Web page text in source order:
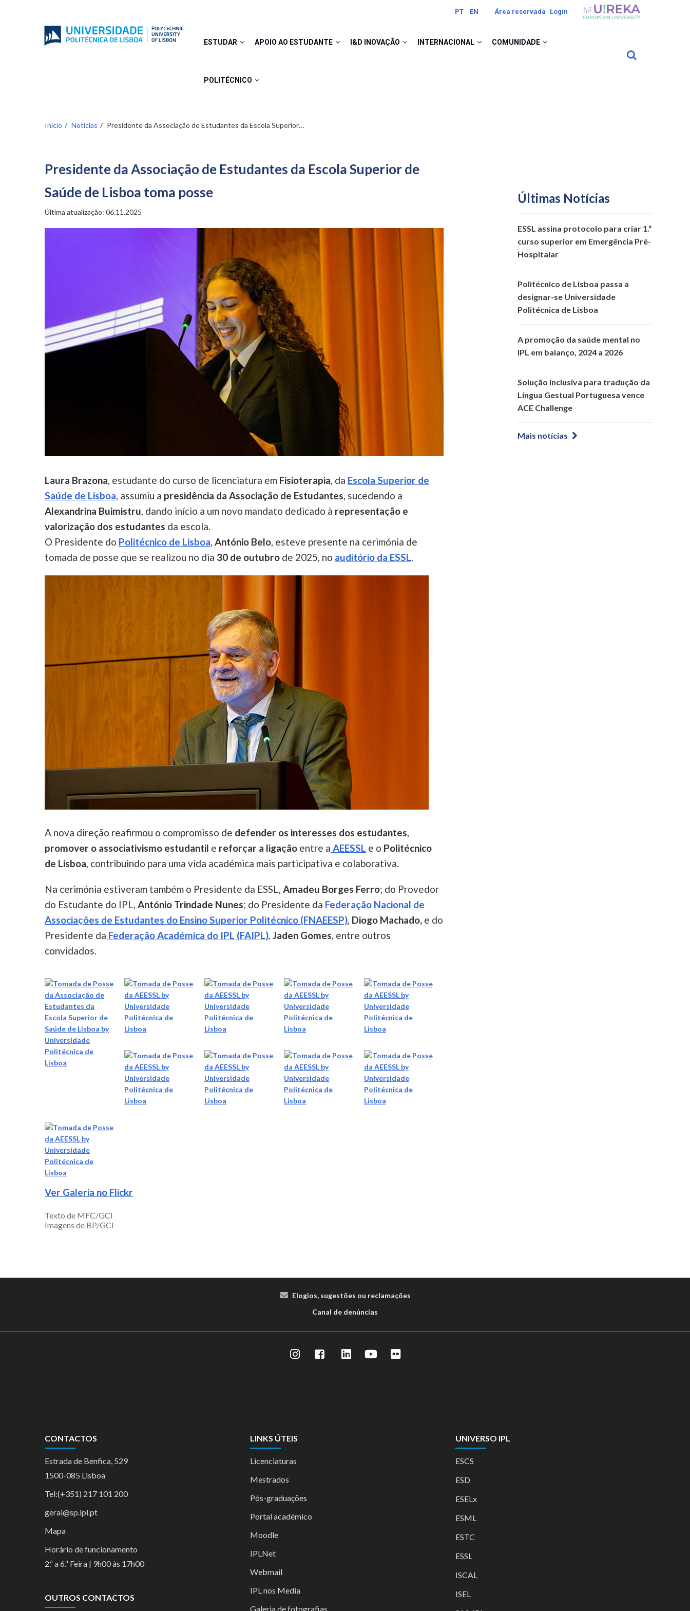
PT EN Área reservada Login Image
ESTUDAR APOIO AO ESTUDANTE I&D INOVAÇÃO INTERNACIONAL COMUNIDADE
POLITÉCNICO
Início Notícias Presidente da Associação de Estudantes da Escola Superior…
Presidente da Associação de Estudantes da Escola Superior de
Saúde de Lisboa toma posse
Última atualização: 06.11.2025
Laura Brazona, estudante do curso de licenciatura em Fisioterapia, da Escola Superior de
Saúde de Lisboa, assumiu a presidência da Associação de Estudantes, sucedendo a
Alexandrina Buimistru, dando início a um novo mandato dedicado à representação e
valorização dos estudantes da escola.
O Presidente do Politécnico de Lisboa, António Belo, esteve presente na cerimónia de
tomada de posse que se realizou no dia 30 de outubro de 2025, no auditório da ESSL.
A nova direção reafirmou o compromisso de defender os interesses dos estudantes,
promover o associativismo estudantil e reforçar a ligação entre a AEESSL e o Politécnico
de Lisboa, contribuindo para uma vida académica mais participativa e colaborativa.
Na cerimónia estiveram também o Presidente da ESSL, Amadeu Borges Ferro; do Provedor
do Estudante do IPL, António Trindade Nunes; do Presidente da Federação Nacional de
Associações de Estudantes do Ensino Superior Politécnico (FNAEESP), Diogo Machado, e do
Presidente da Federação Académica do IPL (FAIPL), Jaden Gomes, entre outros
convidados.
Ver Galeria no Flickr
Texto de MFC/GCI
Imagens de BP/GCI
Últimas Notícias
ESSL assina protocolo para criar 1.º
curso superior em Emergência Pré-
Hospitalar
Politécnico de Lisboa passa a
designar-se Universidade
Politécnica de Lisboa
A promoção da saúde mental no
IPL em balanço, 2024 a 2026
Solução inclusiva para tradução da
Língua Gestual Portuguesa vence
ACE Challenge
Mais notícias
Elogios, sugestões ou reclamações
Canal de denúncias
CONTACTOS
Estrada de Benfica, 529
1500-085 Lisboa
Tel:(+351) 217 101 200
geral@sp.ipl.pt
Mapa
Horário de funcionamento
2.ª a 6.ª Feira | 9h00 às 17h00
OUTROS CONTACTOS
LINKS ÚTEIS
Licenciaturas
Mestrados
Pós-graduações
Portal académico
Moodle
IPLNet
Webmail
IPL nos Media
Galeria de fotografias
UNIVERSO IPL
ESCS
ESD
ESELx
ESML
ESTC
ESSL
ISCAL
ISEL